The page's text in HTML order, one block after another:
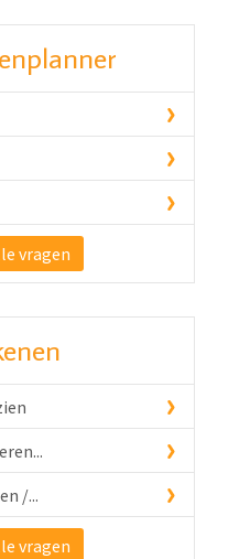
vragen
/...
vragen